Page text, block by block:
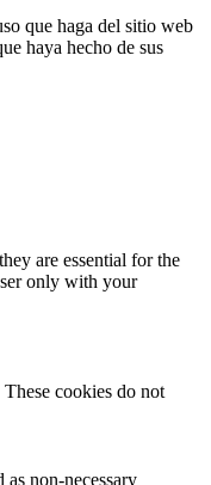
que haga del sitio web
haya hecho de sus
are essential for the
only with your
cookies do not
non-necessary